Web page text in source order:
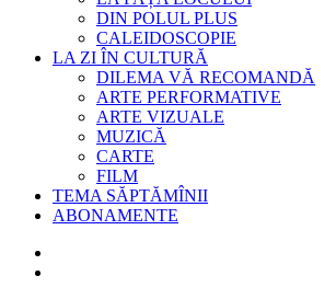
DIN POLUL PLUS
CALEIDOSCOPIE
LA ZI ÎN CULTURĂ
DILEMA VĂ RECOMANDĂ
ARTE PERFORMATIVE
ARTE VIZUALE
MUZICĂ
CARTE
FILM
TEMA SĂPTĂMÎNII
ABONAMENTE